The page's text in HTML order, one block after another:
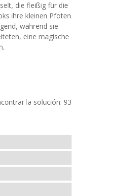
die fleißig für die
ihre kleinen Pfoten
während sie
eine magische